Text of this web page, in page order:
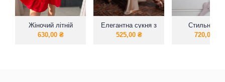
Жіночий літній
костюм спідниця з
630,00 ₴
Елегантна сукня з
розрізом на ножці
525,00 ₴
Стильний
зручний
720,00